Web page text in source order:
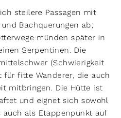
steilere Passagen mit
Bachquerungen ab;
münden später in
Serpentinen. Die
(Schwierigkeit
für fitte Wanderer, die auch
mitbringen. Die Hütte ist
und eignet sich sowohl
auch als Etappenpunkt auf